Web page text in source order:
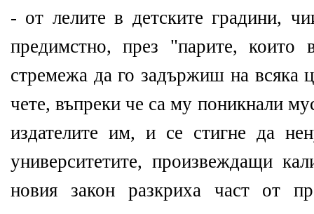
- от лелите в детските градини,
предимстно, през "парите, които
стремежа да го задържиш на всяка
чете, въпреки че са му поникнали
издателите им, и се стигне да
университетите, произвеждащи
новия закон разкриха част от